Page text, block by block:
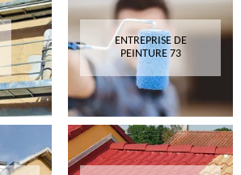
ENTREPRISE DE
PEINTURE 73